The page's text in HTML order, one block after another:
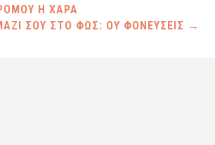
Η ΧΑΡΑ
ΣΟΥ ΣΤΟ ΦΩΣ: ΟΥ ΦΟΝΕΥΣΕΙΣ →